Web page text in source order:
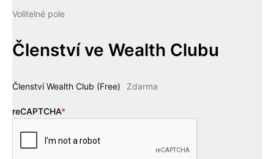
Volitelné pole
Členství ve Wealth Clubu
Členství Wealth Club (Free) Zdarma
reCAPTCHA*